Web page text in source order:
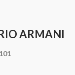
ARMANI